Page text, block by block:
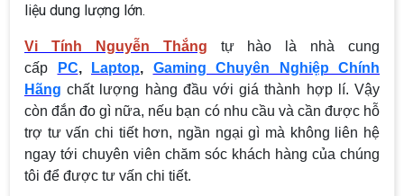
liệu dung lượng lớn.
Vi Tính Nguyễn Thắng tự hào là nhà cung
cấp
PC, Laptop, Gaming Chuyên Nghiệp Chính
Hãng chất lượng hàng đầu với giá thành hợp lí. Vậy
còn đắn đo gì nữa, nếu bạn có nhu cầu và cần được hỗ
trợ tư vấn chi tiết hơn, ngần ngại gì mà không liên hệ
ngay tới chuyên viên chăm sóc khách hàng của chúng
tôi để được tư vấn chi tiết.